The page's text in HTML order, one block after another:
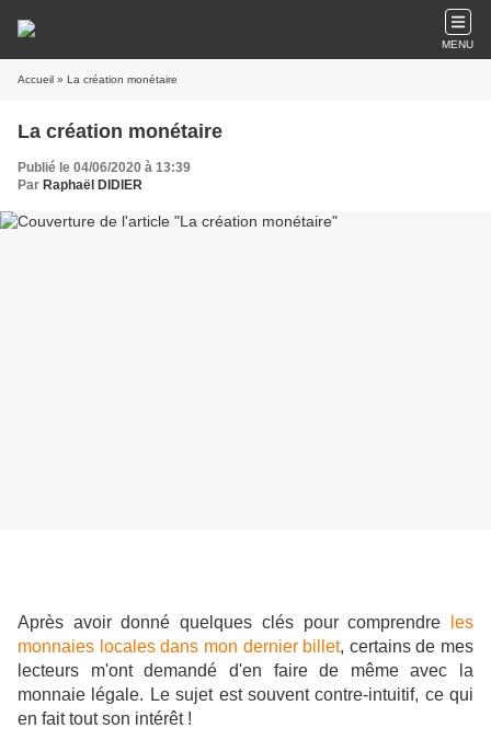
MENU
Accueil » La création monétaire
La création monétaire
Publié le 04/06/2020 à 13:39
Par Raphaël DIDIER
Après avoir donné quelques clés pour comprendre
les
monnaies locales dans mon dernier billet, certains de mes
lecteurs m'ont demandé d'en faire de même avec la
monnaie légale. Le sujet est souvent contre-intuitif, ce qui
en fait tout son intérêt !